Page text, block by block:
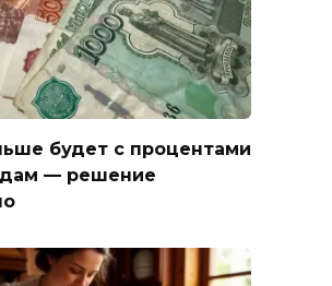
будет с процентами
— решение